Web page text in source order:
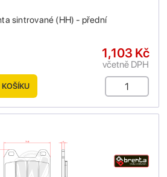
sintrované (HH) - přední
1,103 Kč
včetně DPH
KOŠÍKU